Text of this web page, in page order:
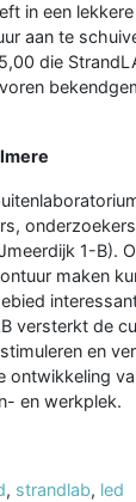
in een
aan te
die
1-B).
maken
versterkt de
en
ontwikkeling
en werkplek.
, strandlab, led